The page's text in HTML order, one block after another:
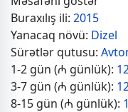
Buraxılış ili: 2015
Yanacaq növü: Dizel
Sürətlər qutusu:
1-2 gün (₼ günlük):
3-7 gün (₼ günlük):
8-15 gün (₼ günlük):